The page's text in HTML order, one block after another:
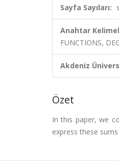
Sayfa Sayıları:
Anahtar
FUNCTIONS,
Akdeniz
Özet
In this paper, we
express these